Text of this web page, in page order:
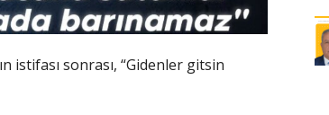
istifası sonrası, “Gidenler gitsin